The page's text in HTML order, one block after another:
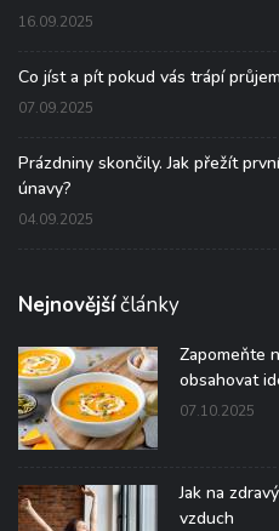
16.09.2025
Co jíst a pít pokud vás trápí
07.09.2025
Prázdniny skončily. Jak přežít
únavy?
04.09.2025
Nejnovějšíčlánky
Zapomeňte
obsahovat
07.10.2025
Jak na
vzduch